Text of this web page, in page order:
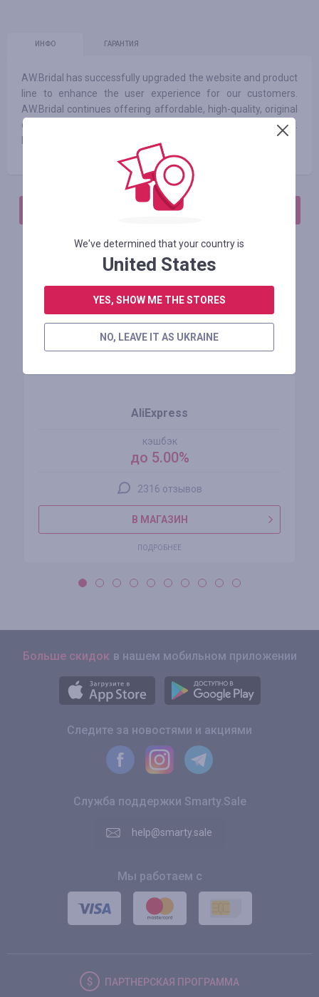
ИНФО ГАРАНТИЯ
AW.Bridal has successfully upgraded the website and product
line to enhance the user experience for our customers.
AW.Bridal continues offering affordable, high-quality, original
design dresses with free customization and 5 free swatches.
АВТОРИЗИРУЙТЕСЬ, ЧТОБЫ ОСТАВИТЬ ОТЗЫВ
Похожие магазины
AliExpress
кэшбэк
до 5.00%
2316 отзывов
В МАГАЗИН
ПОДРОБНЕЕ
Больше скидок в нашем мобильном приложении
Следите за новостями и акциями
Служба поддержки Smarty.Sale
help@smarty.sale
Мы работаем с
ПАРТНЕРСКАЯ ПРОГРАММА
We've determined that your country is
United States
YES, SHOW ME THE STORES
NO, LEAVE IT AS UKRAINE